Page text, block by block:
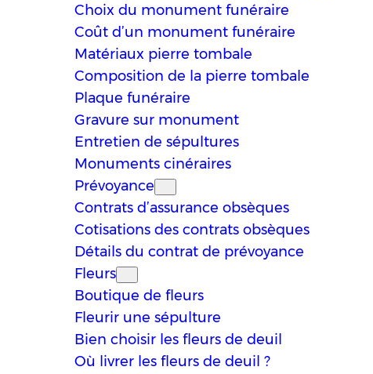
Choix du monument funéraire
Coût d’un monument funéraire
Matériaux pierre tombale
Composition de la pierre tombale
Plaque funéraire
Gravure sur monument
Entretien de sépultures
Monuments cinéraires
Prévoyance
Contrats d’assurance obsèques
Cotisations des contrats obsèques
Détails du contrat de prévoyance
Fleurs
Boutique de fleurs
Fleurir une sépulture
Bien choisir les fleurs de deuil
Où livrer les fleurs de deuil ?